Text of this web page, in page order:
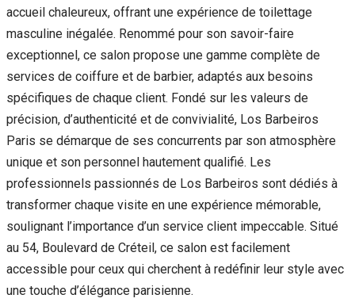
accueil chaleureux, offrant une expérience de toilettage
masculine inégalée. Renommé pour son savoir-faire
exceptionnel, ce salon propose une gamme complète de
services de coiffure et de barbier, adaptés aux besoins
spécifiques de chaque client. Fondé sur les valeurs de
précision, d’authenticité et de convivialité, Los Barbeiros
Paris se démarque de ses concurrents par son atmosphère
unique et son personnel hautement qualifié. Les
professionnels passionnés de Los Barbeiros sont dédiés à
transformer chaque visite en une expérience mémorable,
soulignant l’importance d’un service client impeccable. Situé
au 54, Boulevard de Créteil, ce salon est facilement
accessible pour ceux qui cherchent à redéfinir leur style avec
une touche d’élégance parisienne.